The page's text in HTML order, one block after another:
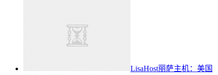
LisaHost丽萨主机：美国